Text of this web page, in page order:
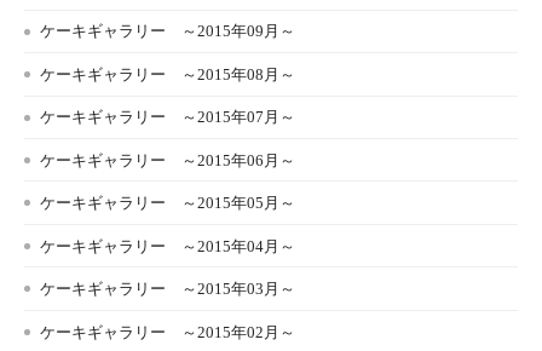
ケーキギャラリー ～2015年09月～
ケーキギャラリー ～2015年08月～
ケーキギャラリー ～2015年07月～
ケーキギャラリー ～2015年06月～
ケーキギャラリー ～2015年05月～
ケーキギャラリー ～2015年04月～
ケーキギャラリー ～2015年03月～
ケーキギャラリー ～2015年02月～